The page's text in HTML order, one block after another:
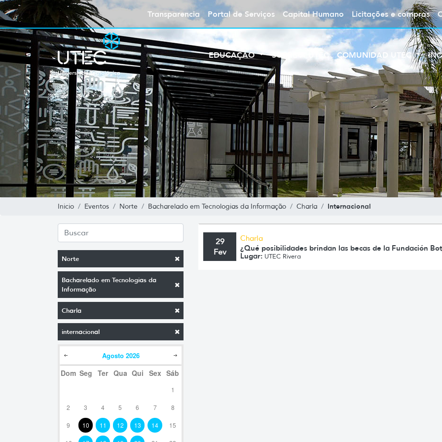
Transparencia Portal de Serviços Capital Humano Licitações e compras
EDUCAÇÃO SOBRE A UTEC COMUNIDAD UTEC
Inicio Eventos Norte Bacharelado em Tecnologias da Informação Charla Internacional
Norte
Bacharelado em Tecnologias da
Informação
Charla
internacional
Agosto 2026
Dom Seg Ter Qua Qui Sex Sáb
1
2 3 4 5 6 7 8
9 10 11 12 13 14 15
29
Fev
Charla
¿Qué posibilidades brindan las becas de la Fundación
Lugar: UTEC Rivera